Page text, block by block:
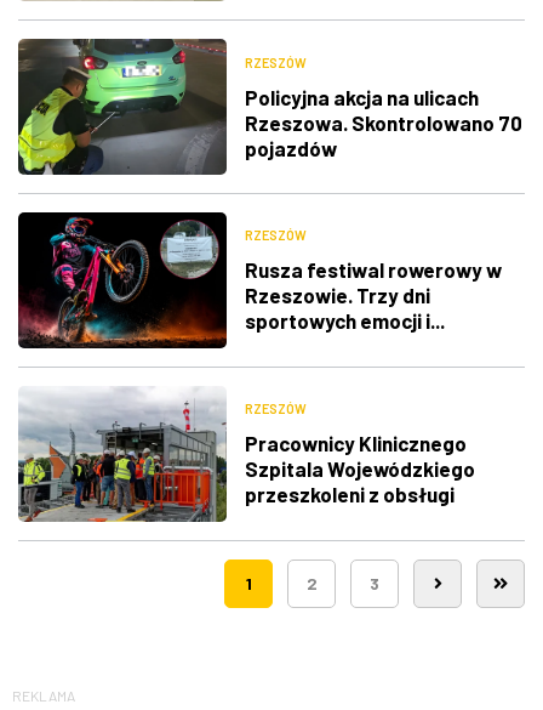
RZESZÓW
Policyjna akcja na ulicach
Rzeszowa. Skontrolowano 70
pojazdów
RZESZÓW
Rusza festiwal rowerowy w
Rzeszowie. Trzy dni
sportowych emocji i...
RZESZÓW
Pracownicy Klinicznego
Szpitala Wojewódzkiego
przeszkoleni z obsługi
śmigłowców LPR
1 2 3
REKLAMA